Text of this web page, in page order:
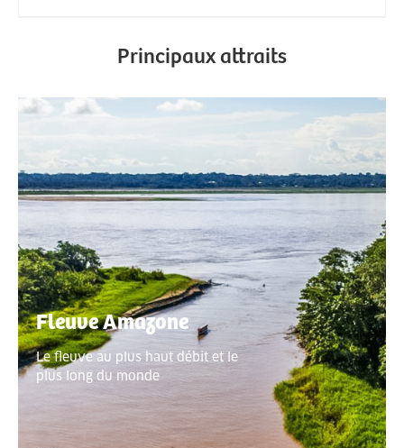
Principaux attraits
Fleuve Amazone
Le fleuve au plus haut débit et le
plus long du monde